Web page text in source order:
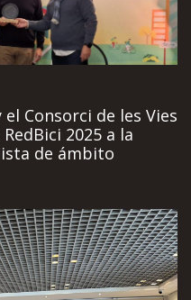
Consorci de les Vies
2025 a la
de ámbito